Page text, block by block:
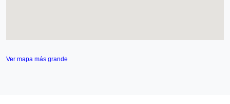
Ver mapa más grande